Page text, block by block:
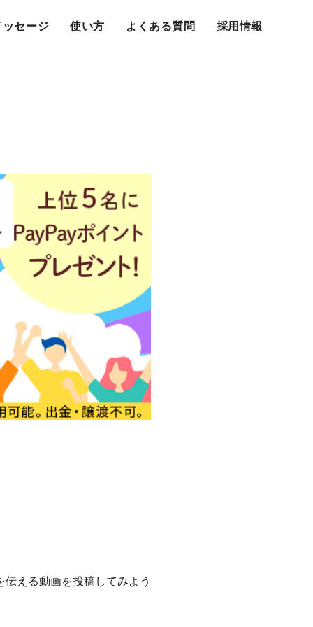
ッセージ 使い方 よくある質問 採用情報
える動画を投稿してみよう